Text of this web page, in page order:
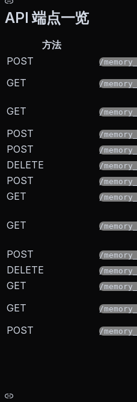
API 端点一览
方法
POST
/
GET /
GET /
POST /
POST /
DELETE /
POST /
GET /
GET /
POST /
DELETE /
GET /
GET /
POST /